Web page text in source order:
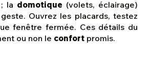
la domotique (volets, éclairage)
Ouvrez les placards, testez
fenêtre fermée. Ces détails du
ou non le confort promis.